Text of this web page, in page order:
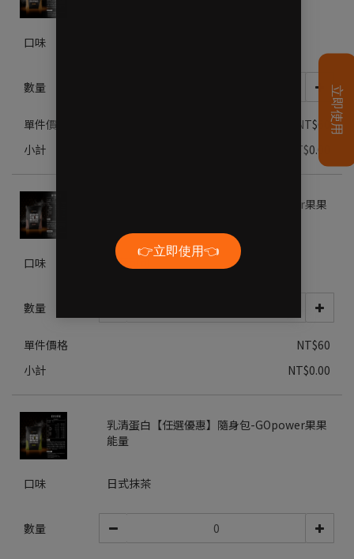
口味
數量
單件價格
NT$60
小計
NT$0.00
乳清蛋白【任選優惠】隨身包-GOpower果果
口味 麥芽可可
數量
單件價格
NT$60
小計
NT$0.00
乳清蛋白【任選優惠】隨身包-GOpower果果
能量
口味 日式抹茶
數量